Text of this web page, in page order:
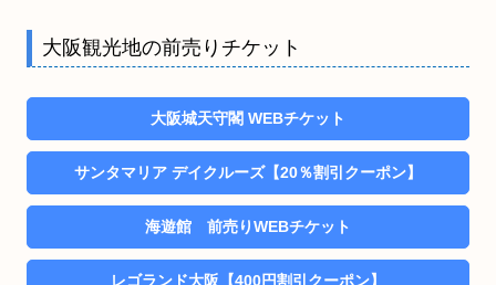
大阪観光地の前売りチケット
大阪城天守閣 WEBチケット
サンタマリア デイクルーズ【20％割引クーポン】
海遊館 前売りWEBチケット
レゴランド大阪【400円割引クーポン】